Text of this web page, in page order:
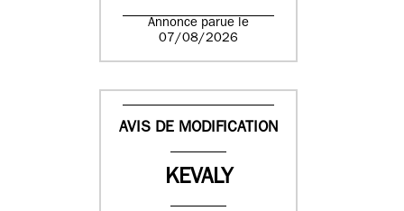
Annonce parue le
07/08/2026
AVIS DE MODIFICATION
KEVALY